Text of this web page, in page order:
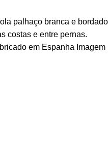
palhaço branca e bordado
costas e entre pernas.
em Espanha Imagem